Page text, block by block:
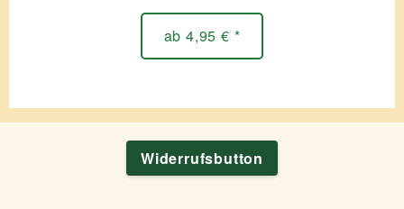
ab 4,95 € *
Widerrufsbutton